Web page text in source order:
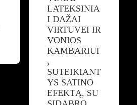
LATEKSINIA
I DAŽAI
VIRTUVEI IR
VONIOS
KAMBARIUI
,
SUTEIKIANT
YS SATINO
EFEKTĄ, SU